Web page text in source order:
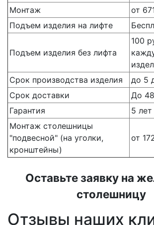
Монтаж
от
Подъем изделия на лифте
Подъем изделия без лифта
100
Срок производства изделия
до 5
Срок доставки
До
Гарантия
5 лет
Монтаж столешницы
"подвесной" (на уголки,
кронштейны)
от
Оставьте заявку на
столешницу
Отзывы наших